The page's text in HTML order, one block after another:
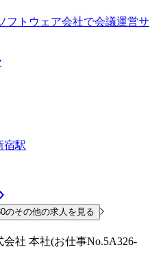
トウェア会社で会議運営サ
宿駅
のその他の求人を見る
社 本社(お仕事No.5A326-